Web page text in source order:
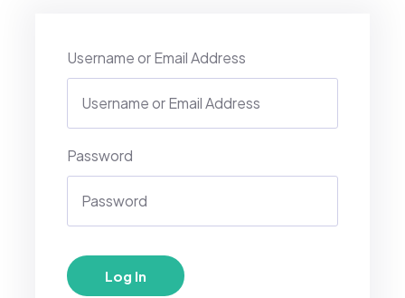
Username or Email Address
Password